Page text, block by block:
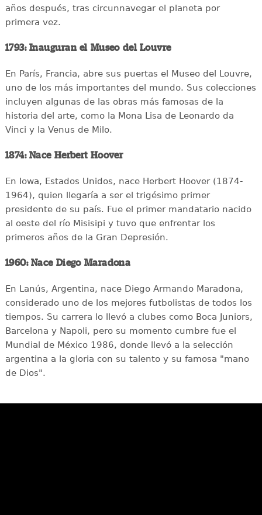
años después, tras circunnavegar el planeta por
primera vez.
1793: Inauguran el Museo del Louvre
En París, Francia, abre sus puertas el Museo del Louvre,
uno de los más importantes del mundo. Sus colecciones
incluyen algunas de las obras más famosas de la
historia del arte, como la Mona Lisa de Leonardo da
Vinci y la Venus de Milo.
1874: Nace Herbert Hoover
En Iowa, Estados Unidos, nace Herbert Hoover (1874-
1964), quien llegaría a ser el trigésimo primer
presidente de su país. Fue el primer mandatario nacido
al oeste del río Misisipi y tuvo que enfrentar los
primeros años de la Gran Depresión.
1960: Nace Diego Maradona
En Lanús, Argentina, nace Diego Armando Maradona,
considerado uno de los mejores futbolistas de todos los
tiempos. Su carrera lo llevó a clubes como Boca Juniors,
Barcelona y Napoli, pero su momento cumbre fue el
Mundial de México 1986, donde llevó a la selección
argentina a la gloria con su talento y su famosa "mano
de Dios".